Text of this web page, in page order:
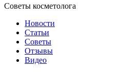
Cоветы косметолога
Новости
Статьи
Советы
Отзывы
Видео